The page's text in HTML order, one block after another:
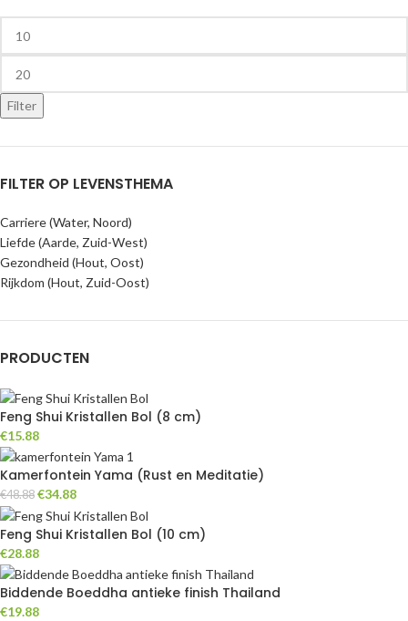
Filter
FILTER OP LEVENSTHEMA
Carriere (Water, Noord)
Liefde (Aarde, Zuid-West)
Gezondheid (Hout, Oost)
Rijkdom (Hout, Zuid-Oost)
PRODUCTEN
Feng Shui Kristallen Bol (8 cm)
€15.88
Kamerfontein Yama (Rust en Meditatie)
€48.88 €34.88
Feng Shui Kristallen Bol (10 cm)
€28.88
Biddende Boeddha antieke finish Thailand
€19.88